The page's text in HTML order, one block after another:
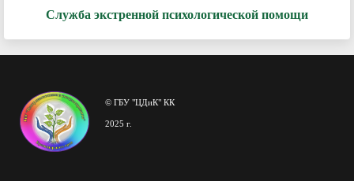
Служба экстренной психологической помощи
© ГБУ "ЦДиК" КК
2025 г.